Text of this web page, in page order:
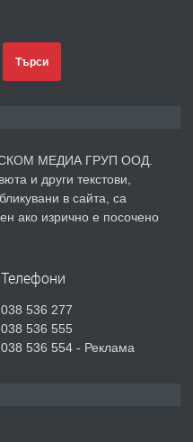
преди 5 дни
в гр. Хасково кв.
НА МЕБЕЛИ.
Търси
ЕСКОМ МЕДИА ГРУП ООД.
и други текстови,
в сайта, са
ако изрично е посочено
Телефони
038 536 277
038 536 555
038 536 554 - Реклама